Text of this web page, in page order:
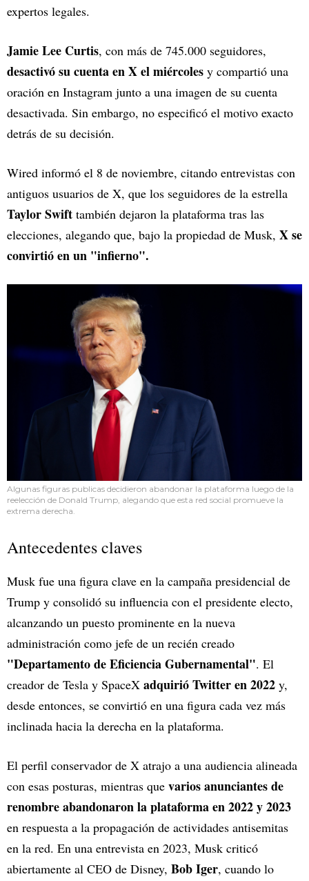
expertos legales.
Jamie Lee Curtis, con más de 745.000 seguidores,
desactivó su cuenta en X el miércoles y compartió una
oración en Instagram junto a una imagen de su cuenta
desactivada. Sin embargo, no especificó el motivo exacto
detrás de su decisión.
Wired informó el 8 de noviembre, citando entrevistas con
antiguos usuarios de X, que los seguidores de la estrella
Taylor Swift también dejaron la plataforma tras las
elecciones, alegando que, bajo la propiedad de Musk, X se
convirtió en un "infierno".
Algunas figuras publicas decidieron abandonar la plataforma luego de la
reelección de Donald Trump, alegando que esta red social promueve la
extrema derecha.
Antecedentes claves
Musk fue una figura clave en la campaña presidencial de
Trump y consolidó su influencia con el presidente electo,
alcanzando un puesto prominente en la nueva
administración como jefe de un recién creado
"Departamento de Eficiencia Gubernamental". El
creador de Tesla y SpaceX adquirió Twitter en 2022 y,
desde entonces, se convirtió en una figura cada vez más
inclinada hacia la derecha en la plataforma.
El perfil conservador de X atrajo a una audiencia alineada
con esas posturas, mientras que varios anunciantes de
renombre abandonaron la plataforma en 2022 y 2023
en respuesta a la propagación de actividades antisemitas
en la red. En una entrevista en 2023, Musk criticó
abiertamente al CEO de Disney, Bob Iger, cuando lo